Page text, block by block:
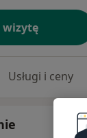
wizytę
Usługi i ceny